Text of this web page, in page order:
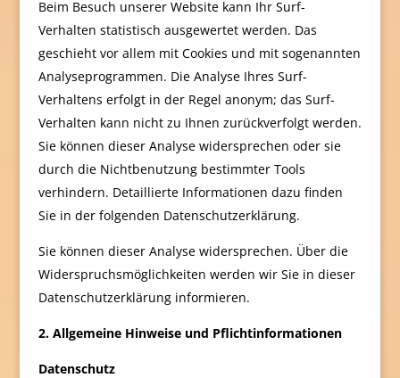
Beim Besuch unserer Website kann Ihr Surf-
Verhalten statistisch ausgewertet werden. Das
geschieht vor allem mit Cookies und mit sogenannten
Analyseprogrammen. Die Analyse Ihres Surf-
Verhaltens erfolgt in der Regel anonym; das Surf-
Verhalten kann nicht zu Ihnen zurückverfolgt werden.
Sie können dieser Analyse widersprechen oder sie
durch die Nichtbenutzung bestimmter Tools
verhindern. Detaillierte Informationen dazu finden
Sie in der folgenden Datenschutzerklärung.
Sie können dieser Analyse widersprechen. Über die
Widerspruchsmöglichkeiten werden wir Sie in dieser
Datenschutzerklärung informieren.
2. Allgemeine Hinweise und Pflichtinformationen
Datenschutz